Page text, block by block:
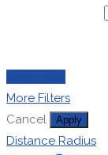
More Filters
Cancel
Apply
Distance Radius